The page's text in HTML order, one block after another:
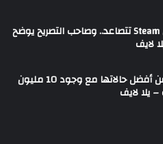
شائعة انسحاب اكسبوكس من Steam تتصاعد.. وصاحب التصريح يوضح
لايف
لعبة FC 26 تشهد حالياً واحدة من أفضل حالاتها مع وجود 10 مليون
يلا لايف